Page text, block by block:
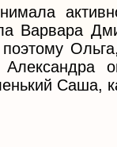
Варвара
Саша,